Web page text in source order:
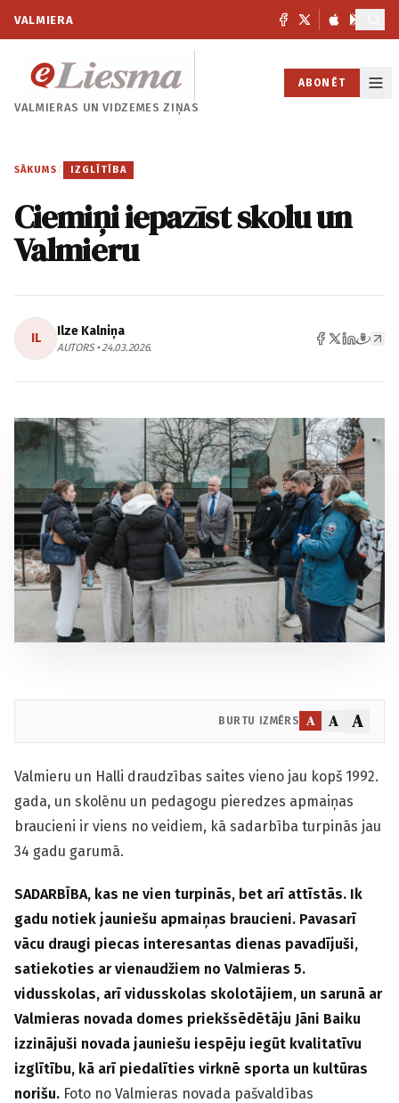
VALMIERA
VALMIERAS UNVIDZEMES ZIŅAS
ABONĒT
SĀKUMS / IZGLĪTĪBA
Ciemiņi iepazīst skolu un
Valmieru
IL Ilze Kalniņa
AUTORS • 24.03.2026.
BURTU IZMĒRS A A A
Valmieru un Halli draudzības saites vieno jau kopš 1992.
gada, un skolēnu un pedagogu pieredzes apmaiņas
braucieni ir viens no veidiem, kā sadarbība turpinās jau
34 gadu garumā.
SADARBĪBA, kas ne vien turpinās, bet arī attīstās. Ik
gadu notiek jauniešu apmaiņas braucieni. Pavasarī
vācu draugi piecas interesantas dienas pavadījuši,
satiekoties ar vienaudžiem no Valmieras 5.
vidusskolas, arī vidusskolas skolotājiem, un sarunā ar
Valmieras novada domes priekšsēdētāju Jāni Baiku
izzinājuši novada jauniešu iespēju iegūt kvalitatīvu
izglītību, kā arī piedalīties virknē sporta un kultūras
norišu. Foto no Valmieras novada pašvaldības